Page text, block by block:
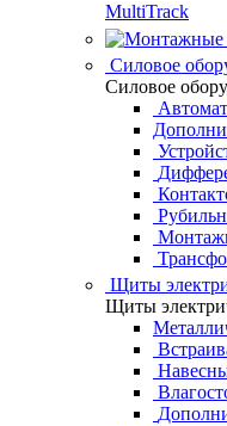
MultiTrack
Силовое
Силовое
Щиты
Щиты